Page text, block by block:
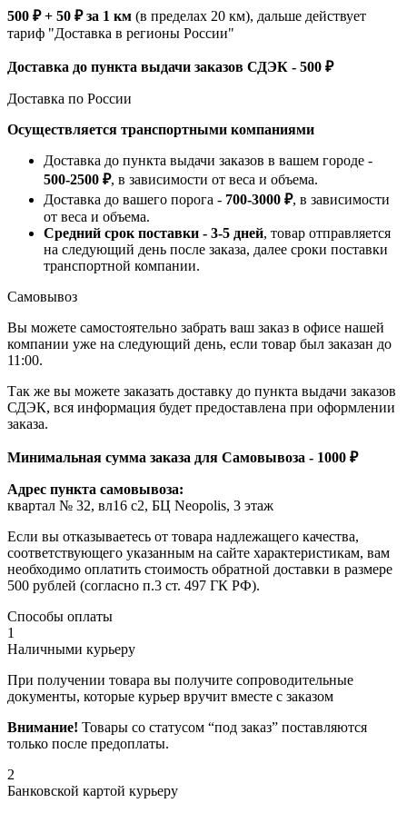
500 ₽ + 50 ₽ за 1 км (в пределах 20 км), дальше действует
тариф "Доставка в регионы России"
Доставка до пункта выдачи заказов СДЭК - 500 ₽
Доставка по России
Осуществляется транспортными компаниями
Доставка до пункта выдачи заказов в вашем городе -
500-2500 ₽, в зависимости от веса и объема.
Доставка до вашего порога - 700-3000 ₽, в зависимости
от веса и объема.
Средний срок поставки - 3-5 дней, товар отправляется
на следующий день после заказа, далее сроки поставки
транспортной компании.
Самовывоз
Вы можете самостоятельно забрать ваш заказ в офисе нашей
компании уже на следующий день, если товар был заказан до
11:00.
Так же вы можете заказать доставку до пункта выдачи заказов
СДЭК, вся информация будет предоставлена при оформлении
заказа.
Минимальная сумма заказа для Самовывоза - 1000 ₽
Адрес пункта самовывоза:
квартал № 32, вл16 с2, БЦ Neopolis, 3 этаж
Если вы отказываетесь от товара надлежащего качества,
соответствующего указанным на сайте характеристикам, вам
необходимо оплатить стоимость обратной доставки в размере
500 рублей (согласно п.3 ст. 497 ГК РФ).
Способы оплаты
1
Наличными курьеру
При получении товара вы получите сопроводительные
документы, которые курьер вручит вместе с заказом
Внимание! Товары со статусом “под заказ” поставляются
только после предоплаты.
2
Банковской картой курьеру